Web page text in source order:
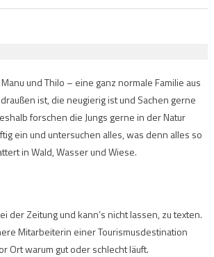
und Thilo – eine ganz normale Familie aus
ist, die neugierig ist und Sachen gerne
forschen die Jungs gerne in der Natur
ein und untersuchen alles, was denn alles so
in Wald, Wasser und Wiese.
der Zeitung und kann’s nicht lassen, zu texten.
Mitarbeiterin einer Tourismusdestination
Ort warum gut oder schlecht läuft.